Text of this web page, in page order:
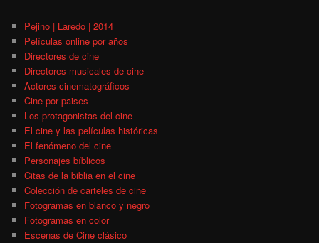
Pejino | Laredo | 2014
Películas online por años
Directores de cine
Directores musicales de cine
Actores cinematográficos
Cine por paises
Los protagonistas del cine
El cine y las películas históricas
El fenómeno del cine
Personajes bíblicos
Citas de la biblia en el cine
Colección de carteles de cine
Fotogramas en blanco y negro
Fotogramas en color
Escenas de Cine clásico